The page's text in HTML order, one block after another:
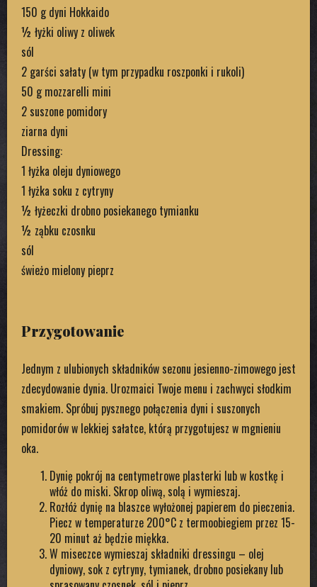
150 g dyni Hokkaido
½ łyżki oliwy z oliwek
sól
2 garści sałaty (w tym przypadku roszponki i rukoli)
50 g mozzarelli mini
2 suszone pomidory
ziarna dyni
Dressing:
1 łyżka oleju dyniowego
1 łyżka soku z cytryny
½ łyżeczki drobno posiekanego tymianku
½ ząbku czosnku
sól
świeżo mielony pieprz
Przygotowanie
Jednym z ulubionych składników sezonu jesienno-zimowego jest
zdecydowanie dynia. Urozmaici Twoje menu i zachwyci słodkim
smakiem. Spróbuj pysznego połączenia dyni i suszonych
pomidorów w lekkiej sałatce, którą przygotujesz w mgnieniu
oka.
Dynię pokrój na centymetrowe plasterki lub w kostkę i
włóż do miski. Skrop oliwą, solą i wymieszaj.
Rozłóż dynię na blaszce wyłożonej papierem do pieczenia.
Piecz w temperaturze 200°C z termoobiegiem przez 15-
20 minut aż będzie miękka.
W miseczce wymieszaj składniki dressingu – olej
dyniowy, sok z cytryny, tymianek, drobno posiekany lub